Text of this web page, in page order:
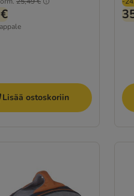
Lisää ostoskoriin